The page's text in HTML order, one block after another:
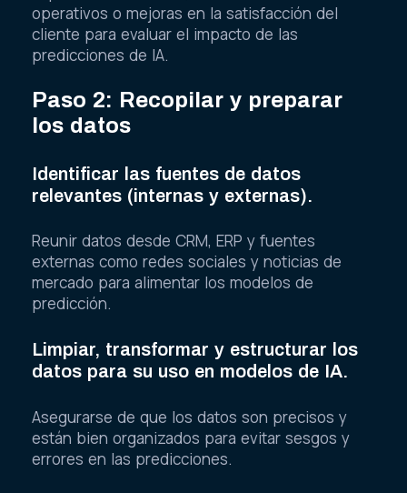
operativos o mejoras en la satisfacción del
cliente para evaluar el impacto de las
predicciones de IA.
Paso 2: Recopilar y preparar
los datos
Identificar las fuentes de datos
relevantes (internas y externas).
Reunir datos desde CRM, ERP y fuentes
externas como redes sociales y noticias de
mercado para alimentar los modelos de
predicción.
Limpiar, transformar y estructurar los
datos para su uso en modelos de IA.
Asegurarse de que los datos son precisos y
están bien organizados para evitar sesgos y
errores en las predicciones.